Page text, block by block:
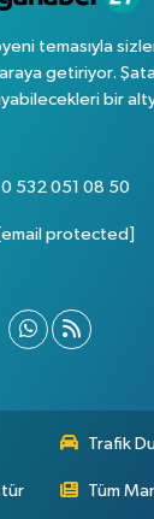
temasıyla
getiriyor.
bir
0 532 051 08 50
[email protected]
Trafik
Tüm